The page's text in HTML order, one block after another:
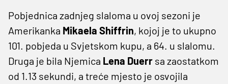
Pobjednica zadnjeg slaloma u ovoj sezoni je
Amerikanka Mikaela Shiffrin, kojoj je to ukupno
101. pobjeda u Svjetskom kupu, a 64. u slalomu.
Druga je bila Njemica Lena Duerr sa zaostatkom
od 1.13 sekundi, a treće mjesto je osvojila